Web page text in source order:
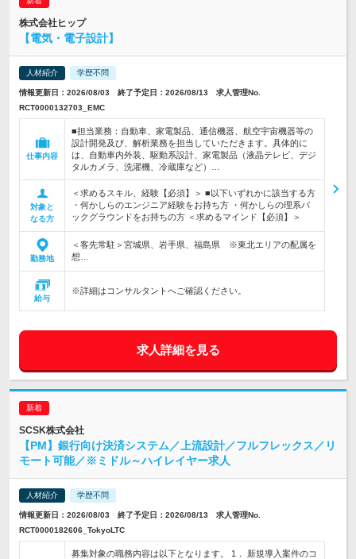
株式会社ヒップ
【電気・電子設計】
人材紹介 学歴不問
情報更新日：2026/08/03 終了予定日：2026/08/13 求人管理No.
RCT0000132703_EMC
仕事内容
■担当業務：自動車、家電製品、通信機器、航空宇宙機器等の
設計開発及び、解析業務を担当していただきます。具体的に
は、自動車内外装、駆動系設計、家電製品（液晶テレビ、デジ
タルカメラ、洗濯機、冷蔵庫など）…
対象と
なる方
＜求めるスキル、経験【必須】＞ ■以下いずれかに該当する方
・何かしらのエンジニア経験をお持ち方 ・何かしらの理系バ
ックグラウンドをお持ちの方 ＜求めるマインド【必須】＞
勤務地
＜客先常駐＞宮城県、岩手県、福島県 ※東北エリアの配属を
想…
給与
※詳細はコンサルタントへご確認ください。
求人詳細を見る
SCSK株式会社
【PM】銀行向け決済システム／上流設計／フルフレックス／リ
モート可能／※ミドル～ハイレイヤー求人
人材紹介 学歴不問
情報更新日：2026/08/03 終了予定日：2026/08/13 求人管理No.
RCT0000182606_TokyoLTC
募集対象の職務内容は以下となります。 1． 新規導入案件のコ